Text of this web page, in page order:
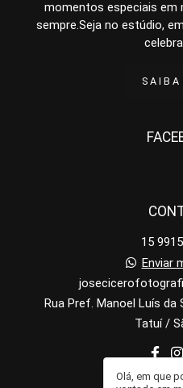
momentos especiais em
sempre.Seja no estúdio,
15
Enviar
Rua Pref. Manoel Luís da
Tatuí /
Olá, em que